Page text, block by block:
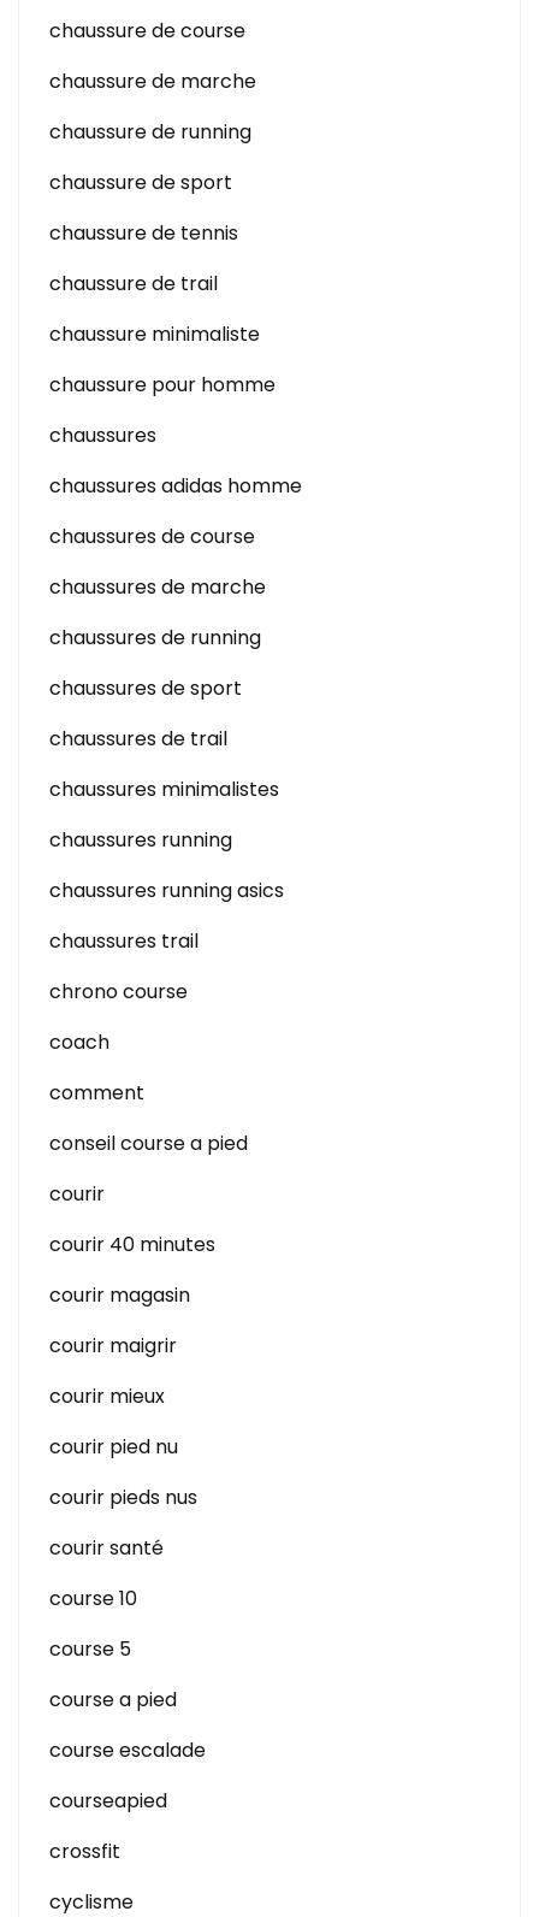
chaussure de course
chaussure de marche
chaussure de running
chaussure de sport
chaussure de tennis
chaussure de trail
chaussure minimaliste
chaussure pour homme
chaussures
chaussures adidas homme
chaussures de course
chaussures de marche
chaussures de running
chaussures de sport
chaussures de trail
chaussures minimalistes
chaussures running
chaussures running asics
chaussures trail
chrono course
coach
comment
conseil course a pied
courir
courir 40 minutes
courir magasin
courir maigrir
courir mieux
courir pied nu
courir pieds nus
courir santé
course 10
course 5
course a pied
course escalade
courseapied
crossfit
cyclisme